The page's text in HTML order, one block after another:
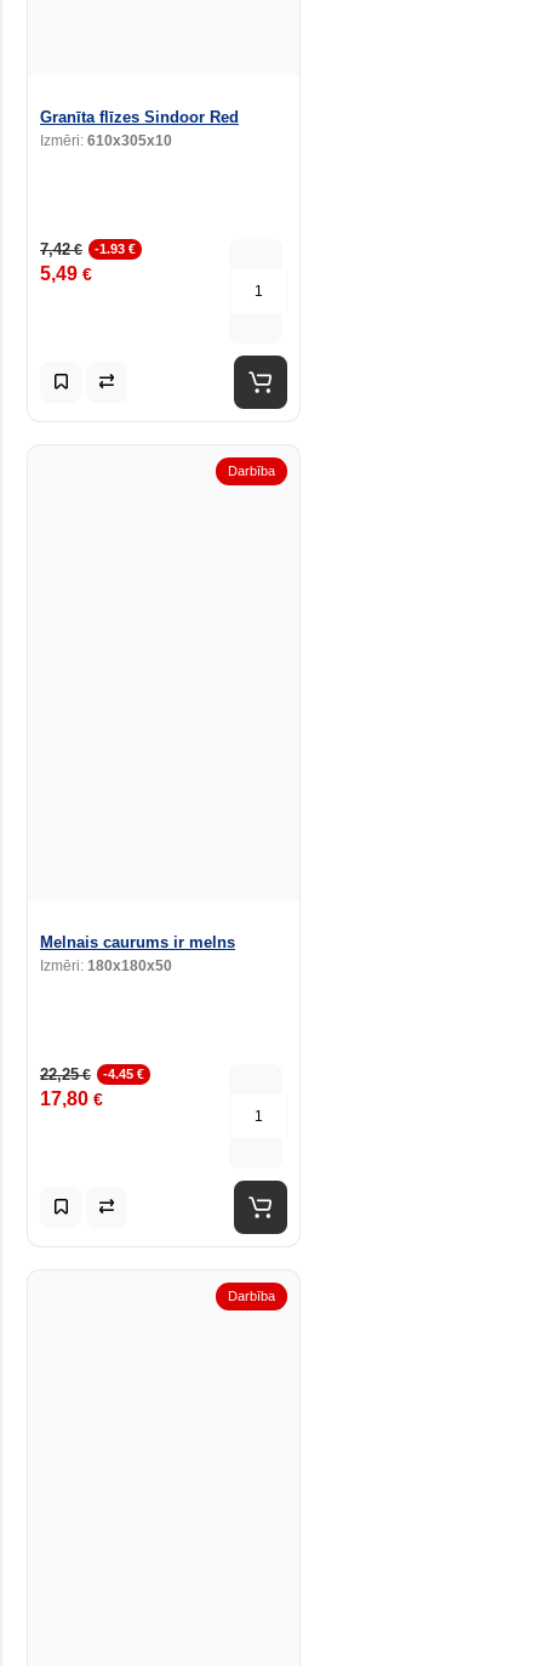
Granīta flīzes Sindoor Red
Izmēri: 610x305x10
7,42€ -1.93 €
5,49 €
Darbība
Melnais caurums ir melns
Izmēri: 180x180x50
22,25€ -4.45 €
17,80 €
Darbība